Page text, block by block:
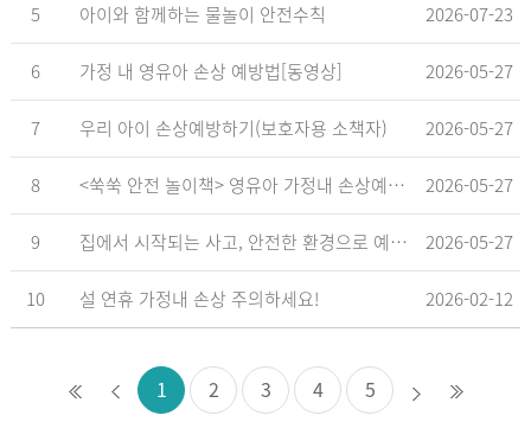
5 아이와 함께하는 물놀이 안전수칙 2026-07-23
6 가정 내 영유아 손상 예방법[동영상] 2026-05-27
7 우리 아이 손상예방하기(보호자용 소책자) 2026-05-27
8 <쑥쑥 안전 놀이책> 영유아 가정내 손상예방_영유아 놀이형 교육 교재 2026-05-27
9 집에서 시작되는 사고, 안전한 환경으로 예방해요 2026-05-27
10 설 연휴 가정내 손상 주의하세요! 2026-02-12
1 2 3 4 5